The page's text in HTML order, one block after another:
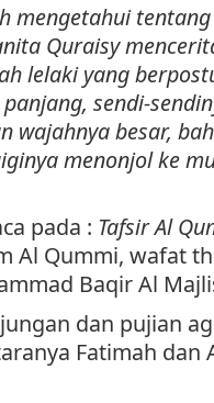
mengetahui
Quraisy
lelaki yang
sendi-
wajahnya besar,
menonjol ke
pada : Tafsir Al
Al Qummi, wafat
Baqir Al
dan pujian
Fatimah dan